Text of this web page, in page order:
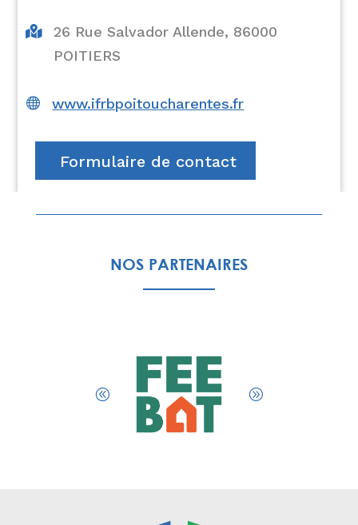

26 Rue Salvador Allende, 86000
POITIERS
 www.ifrbpoitoucharentes.fr
Formulaire de contact
NOS PARTENAIRES